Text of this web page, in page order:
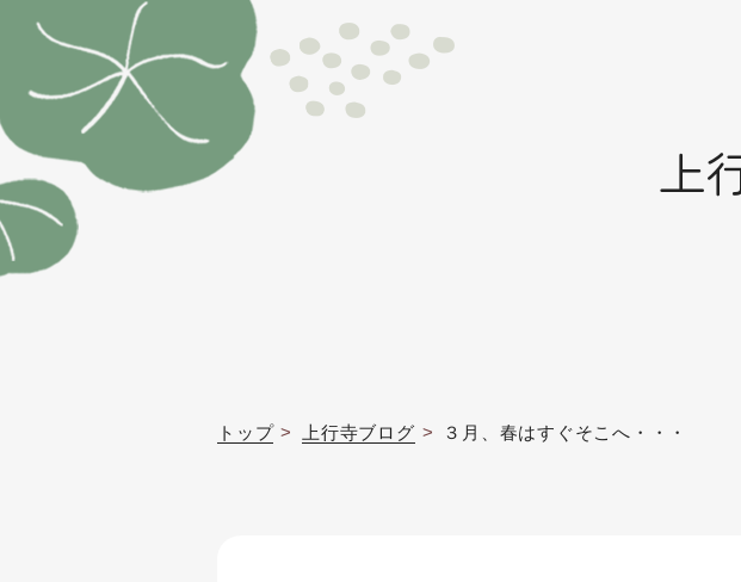
上
トップ 上行寺ブログ ３月、春はすぐそこへ・・・